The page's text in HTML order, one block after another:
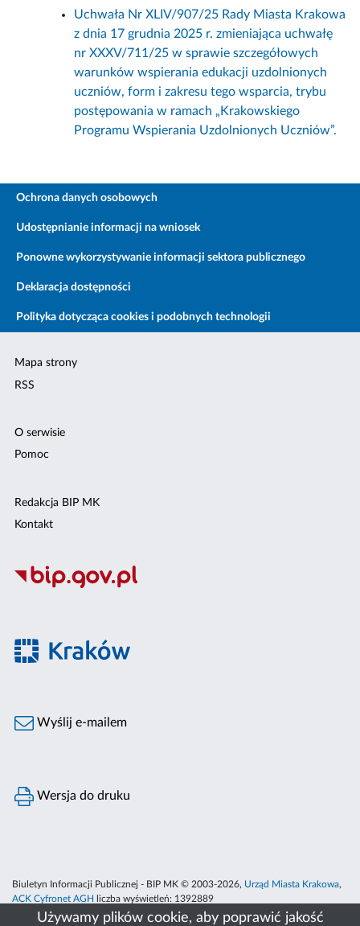
Używamy plików cookie, aby poprawić jakość
Uchwała Nr XLIV/907/25 Rady Miasta Krakowa
z dnia 17 grudnia 2025 r. zmieniająca uchwałę
nr XXXV/711/25 w sprawie szczegółowych
warunków wspierania edukacji uzdolnionych
uczniów, form i zakresu tego wsparcia, trybu
postępowania w ramach „Krakowskiego
Programu Wspierania Uzdolnionych Uczniów”.
Ochrona danych osobowych
Udostępnianie informacji na wniosek
Ponowne wykorzystywanie informacji sektora publicznego
Deklaracja dostępności
Polityka dotycząca cookies i podobnych technologii
Mapa strony
RSS
O serwisie
Pomoc
Redakcja BIP MK
Kontakt
Wyślij e-mailem
Wersja do druku
Biuletyn Informacji Publicznej - BIP MK © 2003-2026, Urząd Miasta Krakowa,
ACK Cyfronet AGH
liczba wyświetleń: 1392889